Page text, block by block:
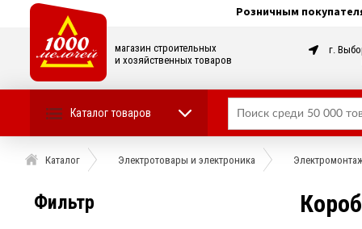
Розничным
магазин строительных
и хозяйственных товаров
г.
Каталог товаров
Каталог Электротовары и электроника
Фильтр